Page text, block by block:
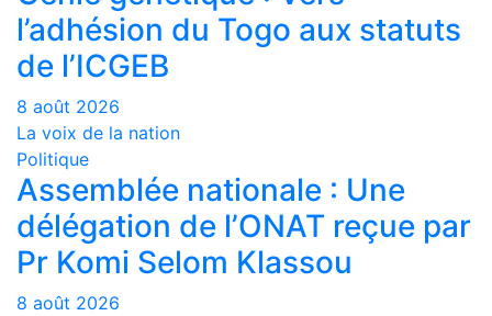
l’adhésion du Togo aux statuts
de l’ICGEB
8 août 2026
La voix de la nation
Politique
Assemblée nationale : Une
délégation de l’ONAT reçue par
Pr Komi Selom Klassou
8 août 2026